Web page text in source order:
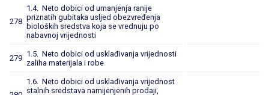
278
1.4. Neto dobici od umanjenja ranije
priznatih gubitaka usljed obezvređenja
bioloških sredstva koja se vrednuju po
nabavnoj vrijednosti
279 1.5. Neto dobici od usklađivanja vrijednosti
zaliha materijala i robe
1.6. Neto dobici od usklađivanja vrijednost
stalnih sredstava namijenjenih prodaji,